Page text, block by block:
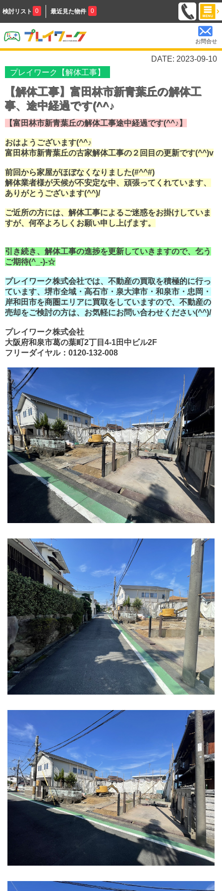
検討リスト 0 最近見た物件 0
お問合せ
DATE: 2023-09-10
プレイワーク【解体工事】
【解体工事】富田林市新青葉丘の解体工
事、途中経過です(^^♪
【富田林市新青葉丘の解体工事途中経過です(^^♪】
おはようございます(^^♪
富田林市新青葉丘の古家解体工事の２回目の更新です(^^)v
前回から家屋がほぼなくなりました(#^^#)
解体業者様が天候が不安定な中、頑張ってくれています、
ありがとうございます(^^)/
ご近所の方には、解体工事によるご迷惑をお掛けしていま
すが、何卒よろしくお願い申し上げます。
引き続き、解体工事の進捗を更新していきますので、乞う
ご期待(^_-)-☆
プレイワーク株式会社では、不動産の買取を積極的に行っ
ています、堺市全域・高石市・泉大津市・和泉市・忠岡・
岸和田市を商圏エリアに買取をしていますので、不動産の
売却をご検討の方は、お気軽にお問い合わせください(^^)/
プレイワーク株式会社
大阪府和泉市葛の葉町2丁目4-1田中ビル2F
フリーダイヤル：0120-132-008